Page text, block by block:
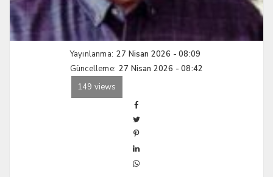
Yayınlanma: 27 Nisan 2026 - 08:09
Güncelleme: 27 Nisan 2026 - 08:42
149 views